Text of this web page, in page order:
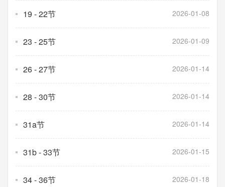
19 - 22节 2026-01-08
23 - 25节 2026-01-09
26 - 27节 2026-01-14
28 - 30节 2026-01-14
31a节 2026-01-14
31b - 33节 2026-01-15
34 - 36节 2026-01-18